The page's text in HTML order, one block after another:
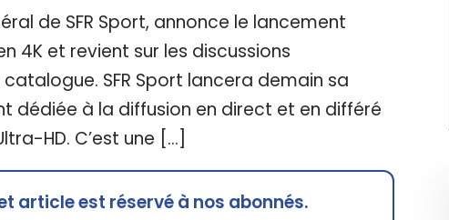
de SFR Sport, annonce le lancement
4K et revient sur les discussions
SFR Sport lancera demain sa
dédiée à la diffusion en direct et en différé
HD. C’est une […]
article est réservé à nos abonnés.